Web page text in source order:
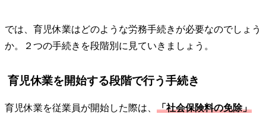
では、育児休業はどのような労務手続きが必要なのでしょう
か。２つの手続きを段階別に見ていきましょう。
育児休業を開始する段階で行う手続き
育児休業を従業員が開始した際は、 「社会保険料の免除」